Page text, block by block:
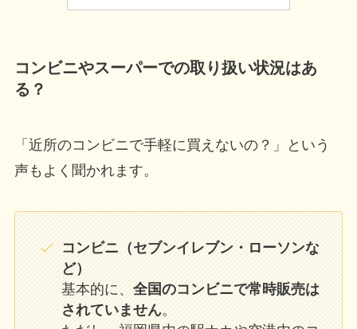
コンビニやスーパーでの取り扱い状況はあ
る？
「近所のコンビニで手軽に買えないの？」という
声もよく聞かれます。
コンビニ（セブンイレブン・ローソンな
ど）
基本的に、全国のコンビニで常時販売は
されていません。